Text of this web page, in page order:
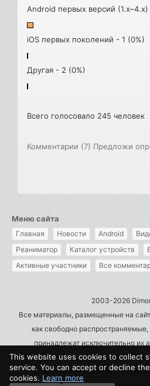
Android первых версий (1.x–4.x)
iOS первых поколений - 1 (0%)
Другая - 2 (0%)
Всего голосовало 245 человек
Комментарии (7) Предложи
Меню сайта
Главная Новости Android
Реаниматор
Каталог устройств
Активные участники
Все
2003-2026
Все материалы, размещенные на
как свободно
принадлежат исключительно их
претензии - пишите на
Политика в отношении
This website uses cookies to collect
service. You can accept or decline
cookies. Learn more